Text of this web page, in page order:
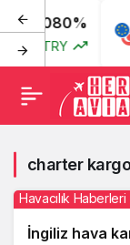
0.080%
TRY
charter kargo
İngiliz hava
Havacılık Haberleri